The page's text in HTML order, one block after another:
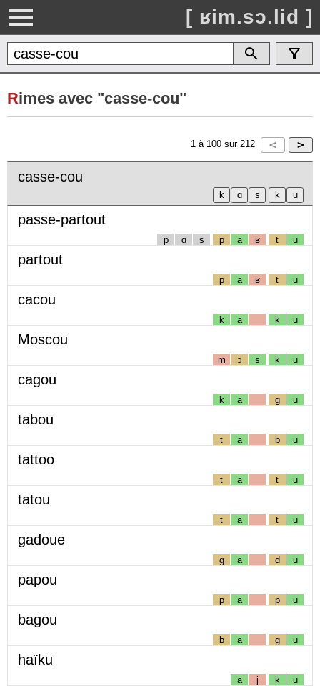
[ ʁim.sɔ.lid ]
Rimes avec "casse-cou"
1 à 100 sur 212
casse-cou
passe-partout
p ɑ s p a ʁ t u
partout
p a ʁ t u
cacou
k a k u
Moscou
m ɔ s k u
cagou
k a g u
tabou
t a b u
tattoo
t a t u
tatou
t a t u
gadoue
g a d u
papou
p a p u
bagou
b a g u
haïku
a j k u